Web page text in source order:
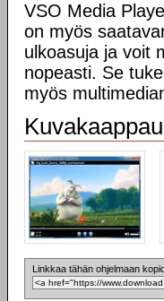
VSO Media
on myös
ulkoasuja ja voit
nopeasti. Se
myös
Linkkaa tähän ohjelmaan